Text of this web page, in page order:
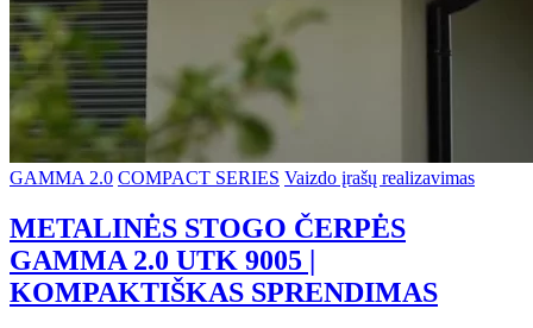
GAMMA 2.0 COMPACT SERIES Vaizdo įrašų realizavimas
METALINĖS STOGO ČERPĖS
GAMMA 2.0 UTK 9005 |
KOMPAKTIŠKAS SPRENDIMAS